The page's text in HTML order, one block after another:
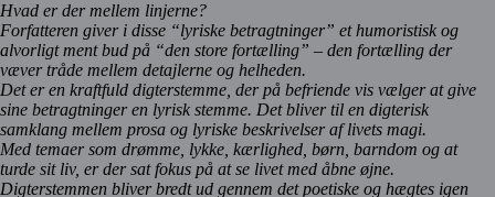
Hvad er der mellem linjerne?
Forfatteren giver i disse “lyriske betragtninger” et humoristisk og
alvorligt ment bud på “den store fortælling” – den fortælling der
væver tråde mellem detajlerne og helheden.
Det er en kraftfuld digterstemme, der på befriende vis vælger at give
sine betragtninger en lyrisk stemme. Det bliver til en digterisk
samklang mellem prosa og lyriske beskrivelser af livets magi.
Med temaer som drømme, lykke, kærlighed, børn, barndom og at
turde sit liv, er der sat fokus på at se livet med åbne øjne.
Digterstemmen bliver bredt ud gennem det poetiske og hægtes igen